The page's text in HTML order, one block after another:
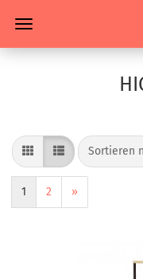
Sortieren
1 2 »